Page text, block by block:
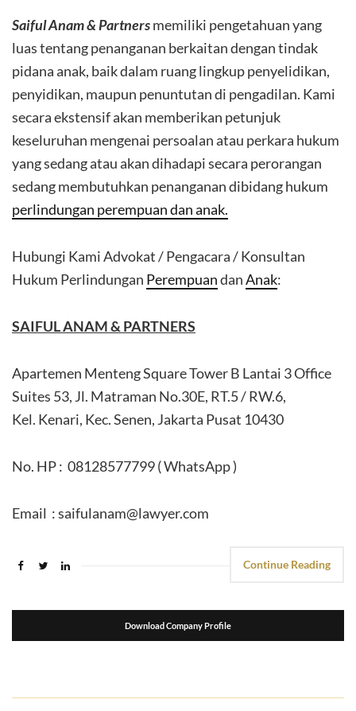
Saiful Anam & Partnersmemiliki pengetahuan yang
luas tentang penanganan berkaitan dengan tindak
pidana anak, baik dalam ruang lingkup penyelidikan,
penyidikan, maupun penuntutan di pengadilan. Kami
secara ekstensif akan memberikan petunjuk
keseluruhan mengenai persoalan atau perkara hukum
yang sedang atau akan dihadapi secara perorangan
sedang membutuhkan penanganan dibidang hukum
perlindungan perempuan dan anak.
Hubungi Kami Advokat / Pengacara / Konsultan
Hukum Perlindungan PerempuandanAnak:
SAIFUL ANAM & PARTNERS
Apartemen Menteng Square Tower B Lantai 3 Office
Suites 53, Jl. Matraman No.30E, RT.5 / RW.6,
Kel. Kenari, Kec. Senen, Jakarta Pusat 10430
No. HP : 08128577799 ( WhatsApp )
Email : saifulanam@lawyer.com
Continue Reading
Download Company Profile